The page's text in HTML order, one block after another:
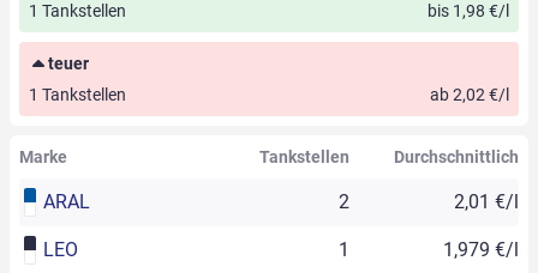
1 Tankstellen
bis 1,98 €/l
teuer
1 Tankstellen
ab 2,02 €/l
Marke Tankstellen Durchschnittlich
ARAL 2 2,01 €/l
LEO 1 1,979 €/l